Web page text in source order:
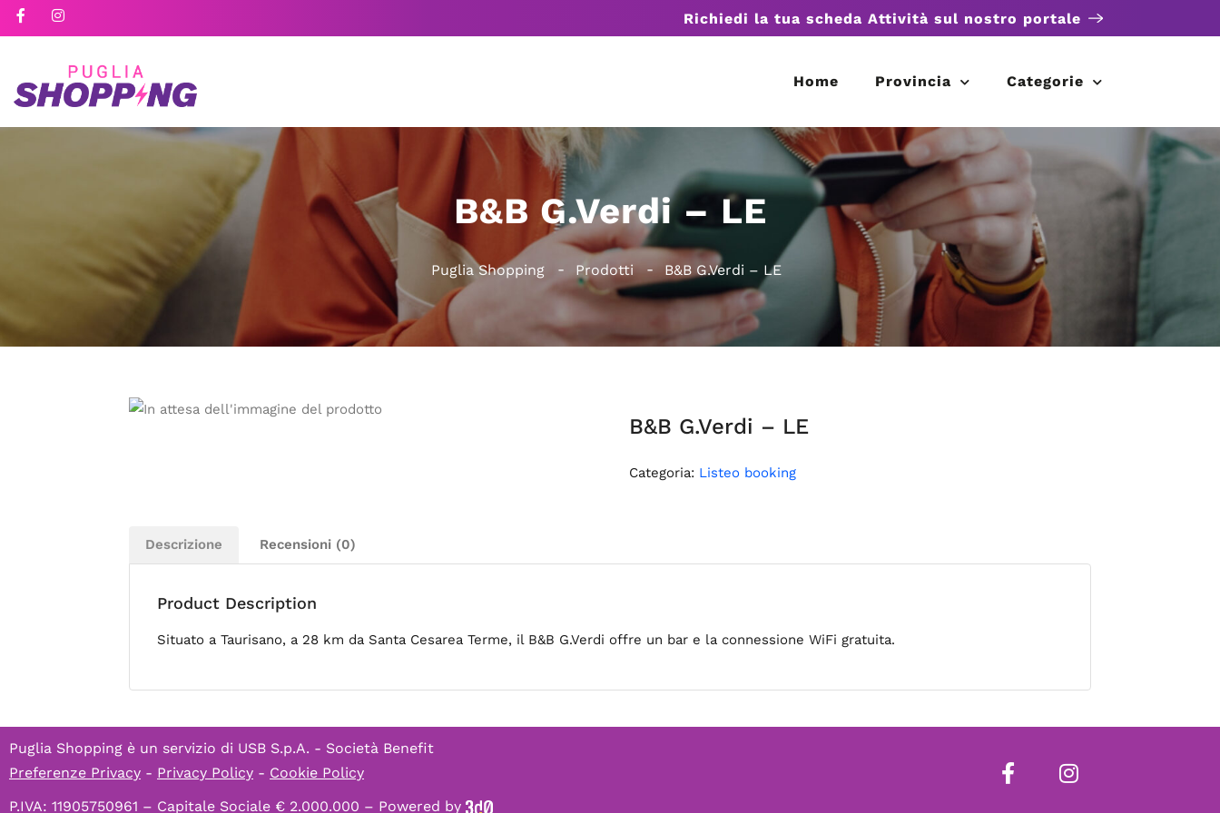
Richiedi la tua scheda Attività sul nostro portale
Home Provincia Categorie
B&B G.Verdi – LE
Puglia Shopping Prodotti B&B G.Verdi – LE
B&B G.Verdi – LE
Categoria: Listeo booking
Descrizione Recensioni (0)
Product Description
Situato a Taurisano, a 28 km da Santa Cesarea Terme, il B&B G.Verdi offre un bar e la connessione WiFi gratuita.
Puglia Shopping è un servizio di USB S.p.A. - Società Benefit
Preferenze Privacy - Privacy Policy - Cookie Policy
P.IVA: 11905750961 – Capitale Sociale € 2.000.000 – Powered by